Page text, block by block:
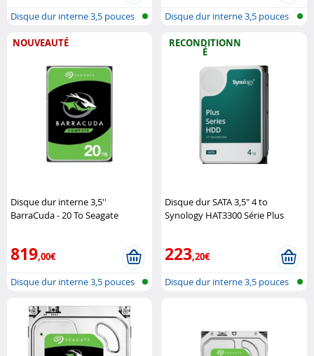
Disque dur interne 3,5 pouces
Disque dur interne 3,5 pouces
NOUVEAUTÉ
Disque dur interne 3,5''
BarraCuda - 20 To Seagate
819,00€
Disque dur interne 3,5 pouces
RECONDITIONN
É
Disque dur SATA 3,5" 4 to
Synology HAT3300 Série Plus
223,20€
Disque dur interne 3,5 pouces